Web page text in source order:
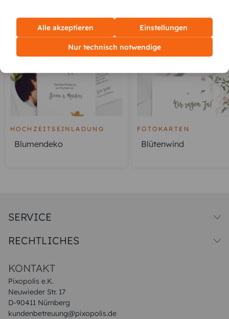
KUNDEN GEFÄLLT AUCH
HOCHZEITSEINLADUNG
Blumendeko
FOTOKARTEN
Blütenwind
KONTAKT
Pixopolis e.K.
Neuwieder Str. 17
D-90411 Nürnberg
kundenbetreuung@pixopolis.de
SERVICE
Druck & Qualitat
RECHTLICHES
Impressum & AGB
Alle akzeptieren Einstellungen
Nur technisch notwendige